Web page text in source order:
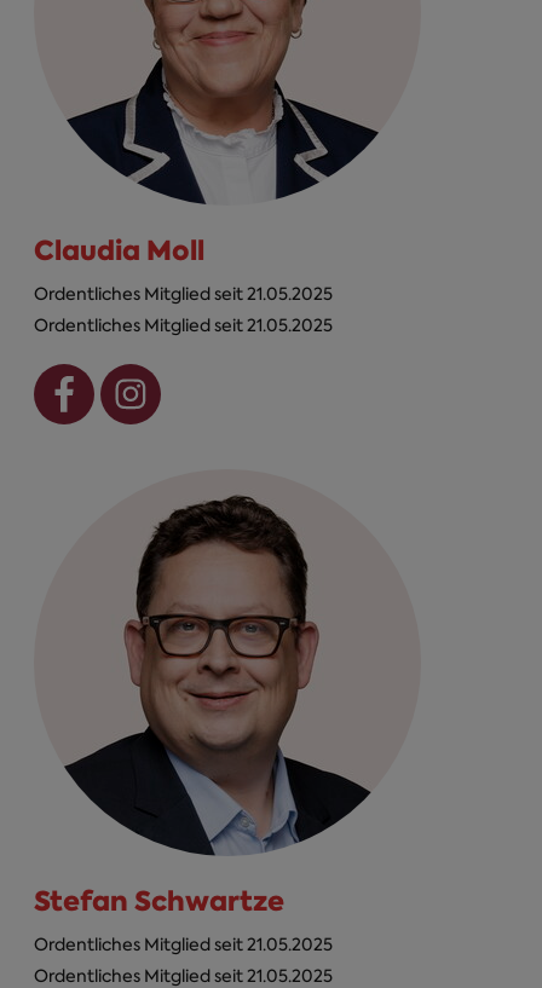
Claudia Moll
Ordentliches Mitglied seit 21.05.2025
Ordentliches Mitglied seit 21.05.2025
Stefan Schwartze
Ordentliches Mitglied seit 21.05.2025
Ordentliches Mitglied seit 21.05.2025